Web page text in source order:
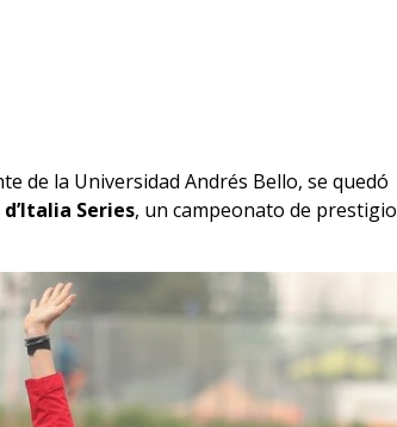
de la Universidad Andrés Bello, se quedó
Series, un campeonato de prestigio